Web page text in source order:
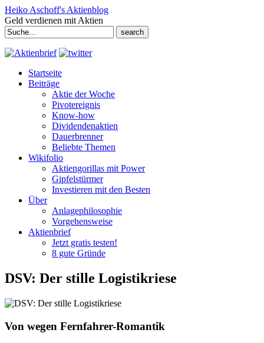
Heiko Aschoff's Aktienblog
Geld verdienen mit Aktien
Search
for:
Startseite
Beiträge
Aktie der Woche
Pivotereignis
Know-how
Dividendenaktien
Dauerbrenner
Beliebte Themen
Wikifolio
Aktiengorillas mit Power
Gipfelstürmer
Investieren mit den Besten
Über
Anlagephilosophie
Vorgehensweise
Aktienbrief
Jetzt gratis testen!
8 gute Gründe
DSV: Der stille Logistikriese
Von wegen Fernfahrer-Romantik